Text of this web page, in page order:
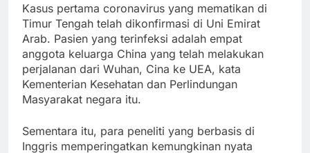
Kasus pertama coronavirus yang mematikan di
Timur Tengah telah dikonfirmasi di Uni Emirat
Arab. Pasien yang terinfeksi adalah empat
anggota keluarga China yang telah melakukan
perjalanan dari Wuhan, Cina ke UEA, kata
Kementerian Kesehatan dan Perlindungan
Masyarakat negara itu.
Sementara itu, para peneliti yang berbasis di
Inggris memperingatkan kemungkinan nyata